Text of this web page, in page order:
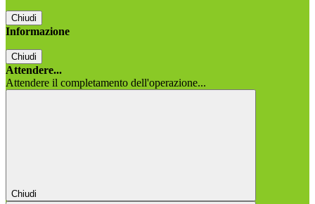
Chiudi
Informazione
Chiudi
Attendere...
Attendere il completamento dell'operazione...
Chiudi